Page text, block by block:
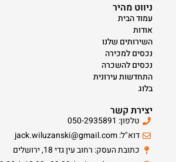
ניווט מהיר
עמוד הבית
אודות
השירותים שלנו
נכסים למכירה
נכסים להשכרה
התחדשות עירונית
בלוג
יצירת קשר
טלפון: 050-2935891
דוא"ל: jack.wiluzanski@gmail.com
כתובת העסק: רחוב עין גדי 18, ירושלים